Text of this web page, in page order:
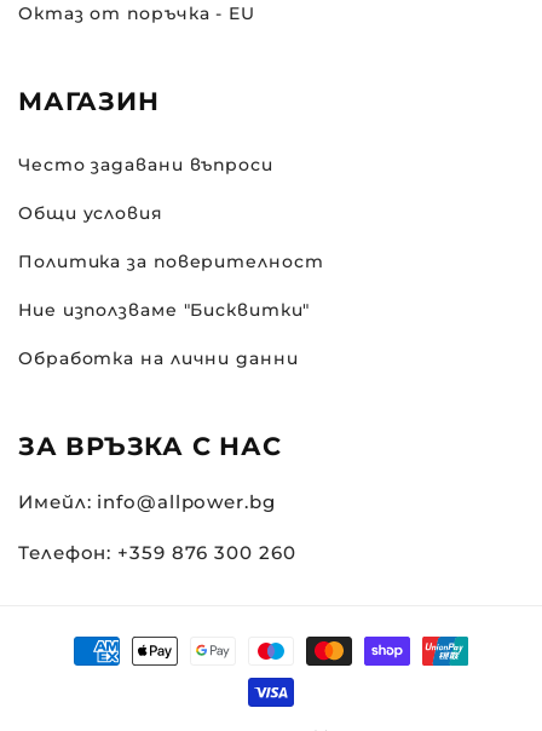
Октаз от поръчка - EU
МАГАЗИН
Често задавани въпроси
Общи условия
Политика за поверителност
Ние използваме "Бисквитки"
Обработка на лични данни
ЗА ВРЪЗКА С НАС
Имейл: info@allpower.bg
Телефон: +359 876 300 260
Начини